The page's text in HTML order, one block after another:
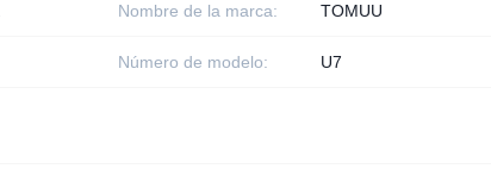
Nombre de la marca: TOMUU
Número de modelo: U7